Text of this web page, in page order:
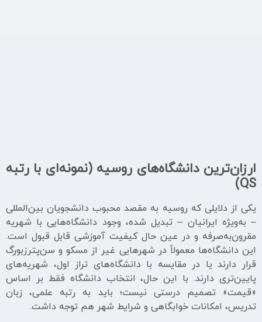
ارزان‌ترین دانشگاه‌های روسیه (نمونه‌ای با رتبه
QS
)
یکی از دلایلی که روسیه به مقصد محبوب دانشجویان بین‌المللی
– به‌ویژه ایرانیان – تبدیل شده، وجود دانشگاه‌هایی با شهریه
مقرون‌به‌صرفه و در عین حال کیفیت آموزشی قابل قبول است.
این دانشگاه‌ها معمولاً در شهرهایی غیر از مسکو و سن‌پترزبورگ
قرار دارند یا در مقایسه با دانشگاه‌های تراز اول، شهریه‌های
پایین‌تری دارند. با این حال، انتخاب دانشگاه فقط بر اساس
«قیمت» تصمیم درستی نیست؛ باید به رتبه علمی، زبان
تدریس، امکانات خوابگاهی و شرایط شهر هم توجه داشت.